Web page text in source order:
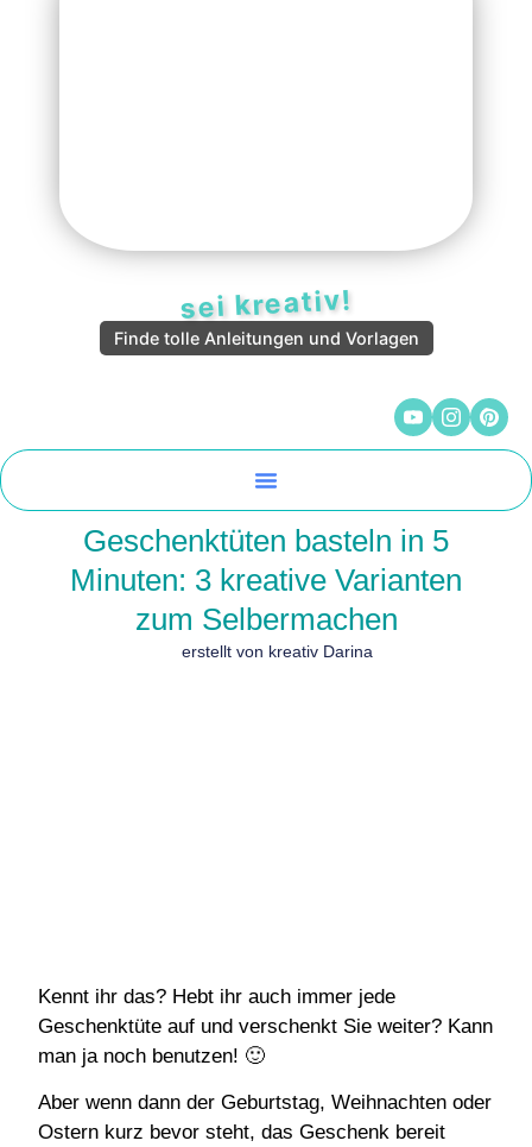
sei kreativ!
Finde tolle Anleitungen und Vorlagen
Geschenktüten basteln in 5
Minuten: 3 kreative Varianten
zum Selbermachen
erstellt von kreativ Darina
Kennt ihr das? Hebt ihr auch immer jede
Geschenktüte auf und verschenkt Sie weiter? Kann
man ja noch benutzen! 🙂
Aber wenn dann der Geburtstag, Weihnachten oder
Ostern kurz bevor steht, das Geschenk bereit